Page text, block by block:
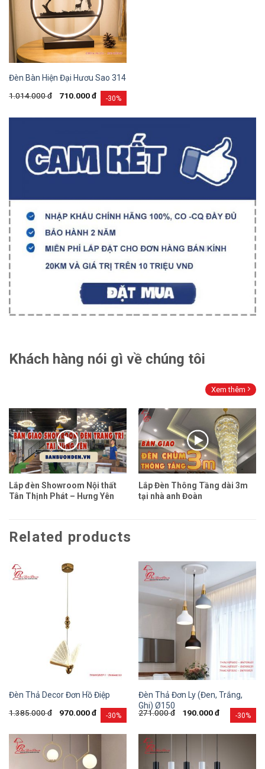
-30%
Đèn Bàn Hiện Đại Hươu Sao 314
1.014.000đ 710.000đ
Khách hàng nói gì về chúng tôi
Xem thêm
Lắp đèn Showroom Nội thất
Tân Thịnh Phát – Hưng Yên
Lắp Đèn Thông Tầng dài 3m
tại nhà anh Đoàn
Related products
-30%
Đèn Thả Decor Đơn Hồ Điệp
1.385.000đ 970.000đ -30%
Đèn Thả Đơn Ly (Đen, Trắng,
Ghi) Ø150
271.000đ 190.000đ